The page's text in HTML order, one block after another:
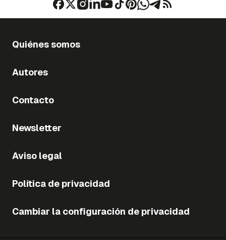
Quiénes somos
Autores
Contacto
Newsletter
Aviso legal
Política de privacidad
Cambiar la configuración de privacidad